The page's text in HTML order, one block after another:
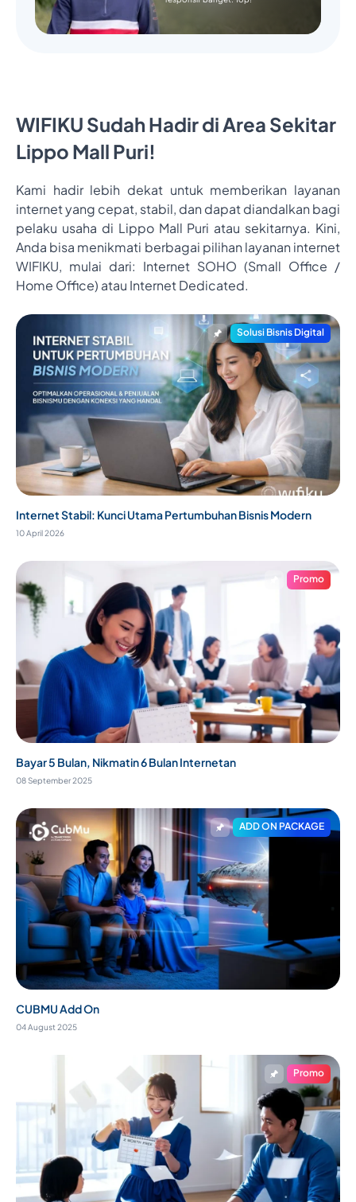
WIFIKU Sudah Hadir di Area Sekitar
Lippo Mall Puri!
Kami hadir lebih dekat untuk memberikan layanan
internet yang cepat, stabil, dan dapat diandalkan bagi
pelaku usaha di Lippo Mall Puri atau sekitarnya. Kini,
Anda bisa menikmati berbagai pilihan layanan internet
WIFIKU, mulai dari: Internet SOHO (Small Office /
Home Office) atau Internet Dedicated.
Solusi Bisnis Digital
Internet Stabil: Kunci Utama Pertumbuhan Bisnis Modern
10 April 2026
Promo
Bayar 5 Bulan, Nikmatin 6 Bulan Internetan
08 September 2025
ADD ON PACKAGE
CUBMU Add On
04 August 2025
Promo